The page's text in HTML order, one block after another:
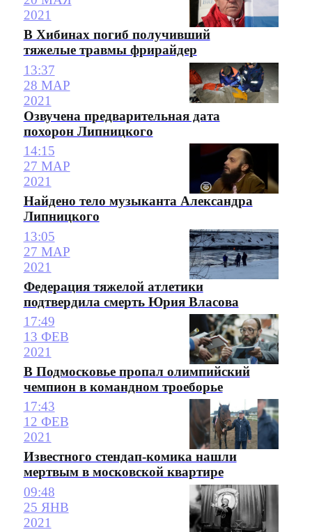
2021
В Хибинах погиб получивший
тяжелые травмы фрирайдер
13:37
28 МАР
2021
Озвучена предварительная дата
похорон Липницкого
14:15
27 МАР
2021
Найдено тело музыканта Александра
Липницкого
13:05
27 МАР
2021
Федерация тяжелой атлетики
подтвердила смерть Юрия Власова
17:49
13 ФЕВ
2021
В Подмосковье пропал олимпийский
чемпион в командном троеборье
17:43
12 ФЕВ
2021
Известного стендап-комика нашли
мертвым в московской квартире
09:48
25 ЯНВ
2021